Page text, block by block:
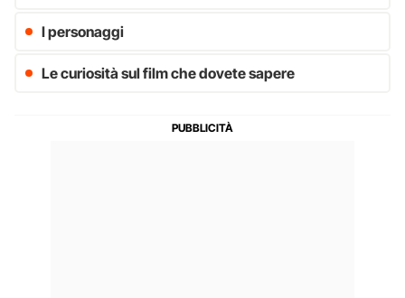
I personaggi
Le curiosità sul film che dovete sapere